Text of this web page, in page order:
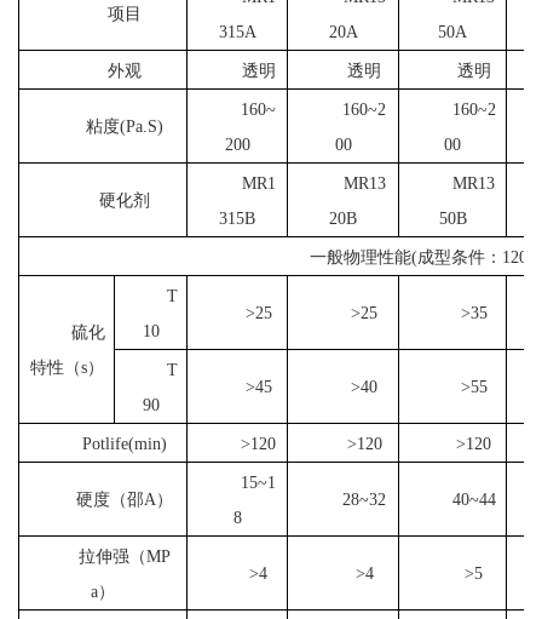
项目
315A
20A
50A
外观 透明 透明 透明
粘度(Pa.S)
160~
200
160~2
00
160~2
00
硬化剂
MR1
315B
MR13
20B
MR13
50B
一般物理性能(成型条件：
硫化
特性（s）
T
10
>25 >25 >35
T
90
>45 >40 >55
Potlife(min) >120 >120 >120
硬度（邵A）
15~1
8
28~32 40~44
拉伸强（MP
a）
>4 >4 >5